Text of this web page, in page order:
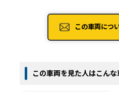
この車両につ
この車両を見た人はこん